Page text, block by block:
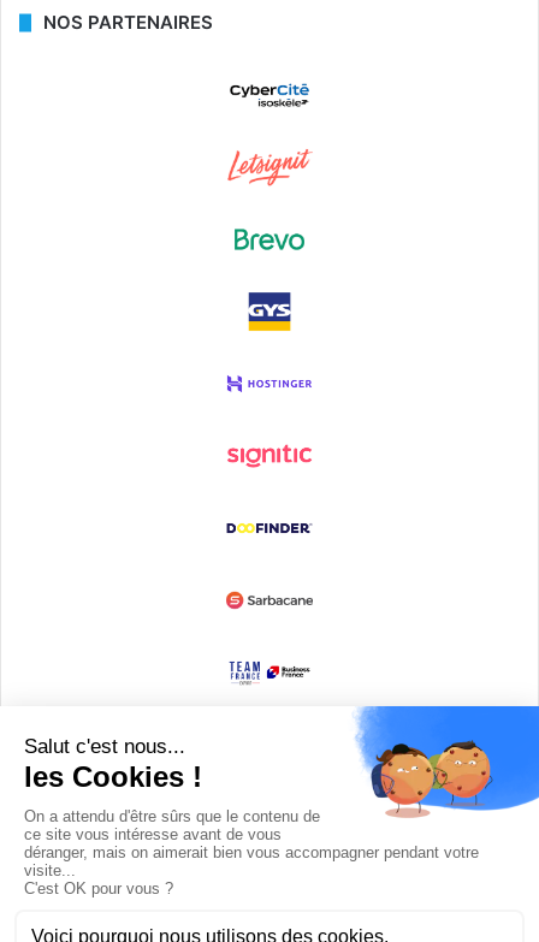
NOS PARTENAIRES
Devenir partenaire
© Copyright 2008 / 2026,DECODE MEDIA, The Innovation Media